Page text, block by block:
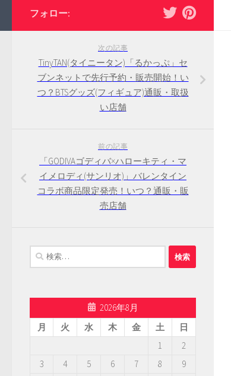
フォロー:
次の記事
TinyTAN(タイニータン)「るかっぷ」セ
ブンネットで先行予約・販売開始！い
つ？BTSグッズ(フィギュア)通販・取扱
い店舗
前の記事
「GODIVAゴディバ×ハローキティ・マ
イメロディ(サンリオ)」バレンタイン
コラボ商品限定発売！いつ？通販・販
売店舗
検
索:
2026年8月
月
火 水 木 金 土
日
1
2
3
4 5 6 7 8
9